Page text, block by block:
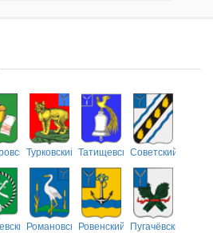
Турковский ТатищевскийСоветский
РомановскийРовенский Пугачёвский